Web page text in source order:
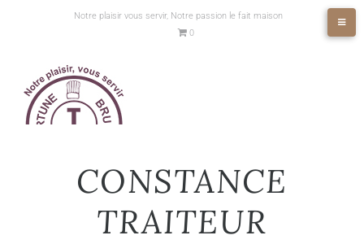
Notre plaisir vous servir, Notre passion le fait maison
0
CONSTANCE
TRAITEUR